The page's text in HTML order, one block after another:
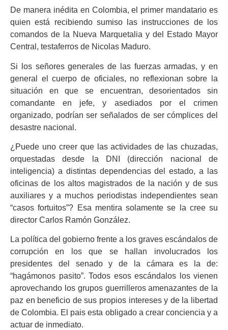
De manera inédita en Colombia, el primer mandatario es
quien está recibiendo sumiso las instrucciones de los
comandos de la Nueva Marquetalia y del Estado Mayor
Central, testaferros de Nicolas Maduro.
Si los señores generales de las fuerzas armadas, y en
general el cuerpo de oficiales, no reflexionan sobre la
situación en que se encuentran, desorientados sin
comandante en jefe, y asediados por el crimen
organizado, podrían ser señalados de ser cómplices del
desastre nacional.
¿Puede uno creer que las actividades de las chuzadas,
orquestadas desde la DNI (dirección nacional de
inteligencia) a distintas dependencias del estado, a las
oficinas de los altos magistrados de la nación y de sus
auxiliares y a muchos periodistas independientes sean
“casos fortuitos”? Esa mentira solamente se la cree su
director Carlos Ramón González.
La política del gobierno frente a los graves escándalos de
corrupción en los que se hallan involucrados los
presidentes del senado y de la cámara es la de:
“hagámonos pasito”. Todos esos escándalos los vienen
aprovechando los grupos guerrilleros amenazantes de la
paz en beneficio de sus propios intereses y de la libertad
de Colombia. El pais esta obligado a crear conciencia y a
actuar de inmediato.